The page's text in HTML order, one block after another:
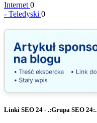
Internet 0
- Teledyski 0
Linki SEO 24 - .:Grupa SEO 24:.